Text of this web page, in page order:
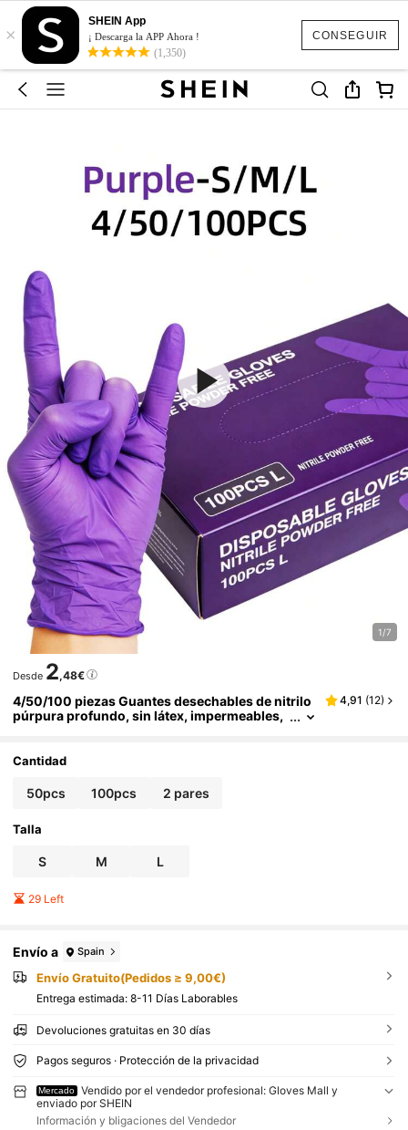
CONSEGUIR
×
SHEIN App
¡ Descarga la APP Ahora !
(1,350)
1/7
Desde 2,48€
4/50/100 piezas Guantes desechables de nitrilo
púrpura profundo, sin látex, impermeables,
a, artes y manualidades, limpieza del hogar, coci
aja de embalaje)
4,91 (12)
Cantidad
50pcs 100pcs 2 pares
Talla
S M L
29 Left
Envío a Spain
Envío Gratuito(Pedidos ≥ 9,00€)
Entrega estimada: 8-11 Días Laborables
Devoluciones gratuitas en 30 días
Pagos seguros · Protección de la privacidad
Mercado
Vendido por el vendedor profesional: Gloves Mall y
enviado por SHEIN
Información y bligaciones del Vendedor